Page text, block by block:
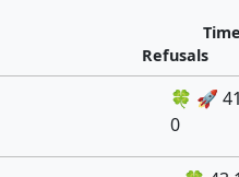
Refusals
🍀 🚀
0